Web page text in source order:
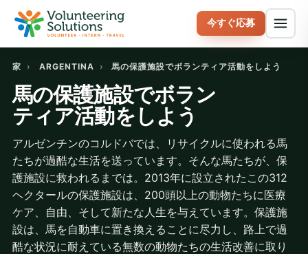
今すぐ応募
家 › ARGENTINA › 馬の保護施設でボランティア活動をしよう
馬の保護施設でボラン
ティア活動をしよう
アルゼンチンのコルドバでは、リサイクルに使われる馬
たちが過酷な生活を送っています。そんな馬たちが、保
護施設に救われるまでは。2013年に設立されたこの312
ヘクタールの保護施設は、200頭以上の動物たちに医療
ケア、自由、そして新たな人生を与えています。保護施
設は、馬を自動車に置き換えることに尽力し、路上で過
酷な状況に耐えている無数の動物たちの生活改善に取り